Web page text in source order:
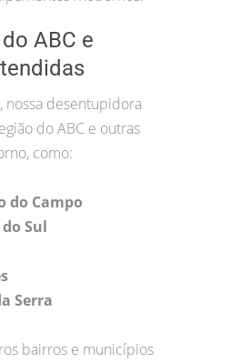
ABC e
nossa desentupidora
do ABC e outras
como:
do Campo
Sul
Serra
bairros e municípios